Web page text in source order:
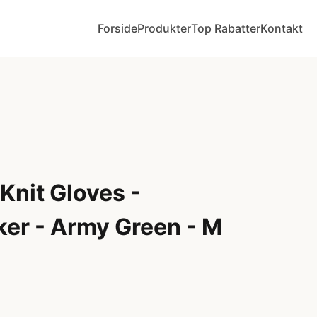
ForsideProdukterTop RabatterKontakt
Gloves -
- Army Green - M